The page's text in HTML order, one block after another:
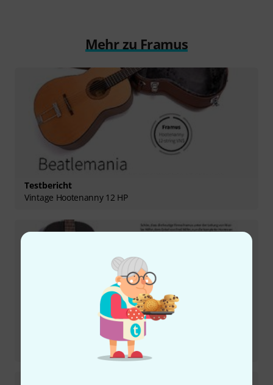
Mehr zu Framus
Testbericht
Vintage Hootenanny 12 HP
Vintage Hootenanny 6 HP